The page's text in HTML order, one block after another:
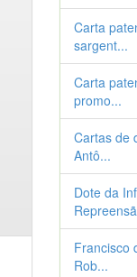
Carta
sargent...
Carta
promo...
Cartas de
Antô...
Dote da
Francisco
Rob...